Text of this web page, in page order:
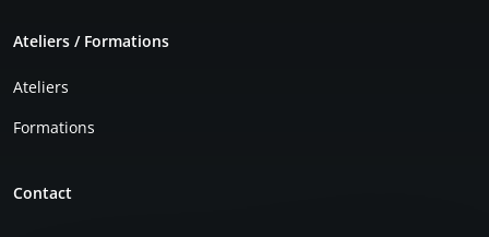
Ateliers / Formations
Ateliers
Formations
Contact